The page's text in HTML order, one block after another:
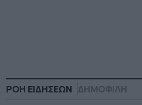
ΡΟΗ ΕΙΔΗΣΕΩΝ ΔΗΜΟΦΙΛΗ